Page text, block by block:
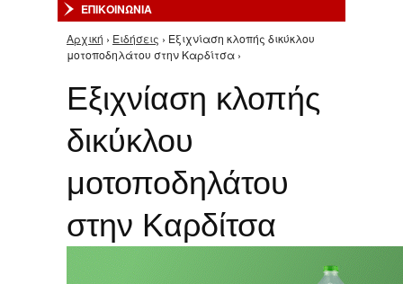
ΕΠΙΚΟΙΝΩΝΙΑ
Είστε εδώ
Αρχική › Ειδήσεις › Εξιχνίαση κλοπής δικύκλου
μοτοποδηλάτου στην Καρδίτσα ›
Εξιχνίαση κλοπής
δικύκλου
μοτοποδηλάτου
στην Καρδίτσα